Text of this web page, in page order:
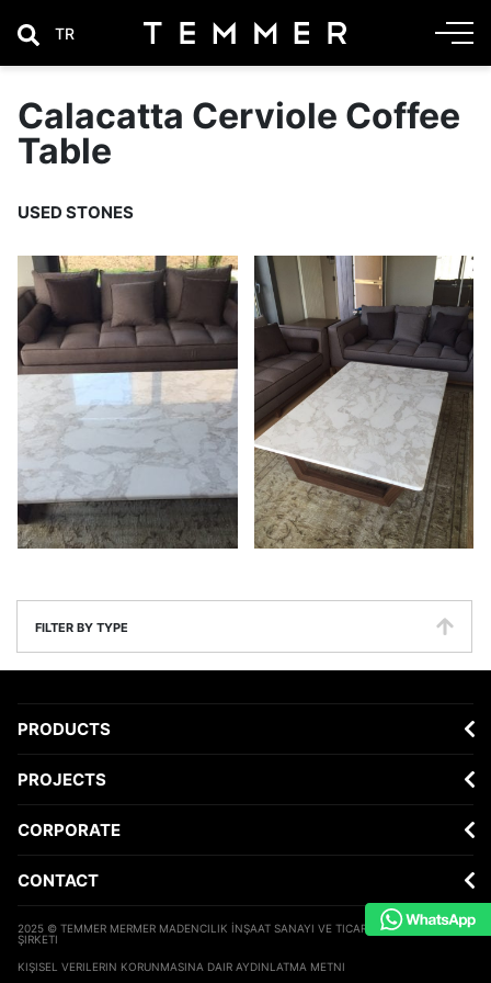
TR
Calacatta Cerviole Coffee
Table
USED STONES
FILTER BY TYPE
PRODUCTS
PROJECTS
CORPORATE
CONTACT
2025 © TEMMER MERMER MADENCILIK İNŞAAT SANAYI VE TICARET ANONIM
ŞIRKETI
KIŞISEL VERILERIN KORUNMASINA DAIR AYDINLATMA METNI